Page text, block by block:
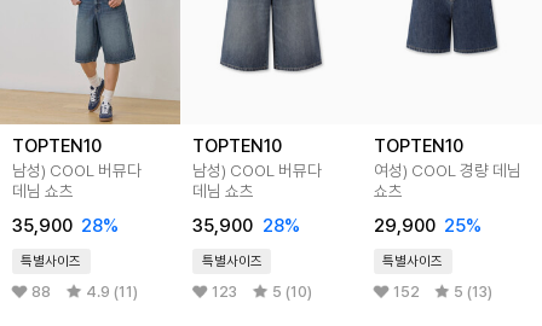
TOPTEN10
남성) COOL 버뮤다
데님 쇼츠
35,900 28%
특별사이즈
88 4.9 (11)
TOPTEN10
남성) COOL 버뮤다
데님 쇼츠
35,900 28%
특별사이즈
123 5 (10)
TOPTEN10
여성) COOL 경량 데님
쇼츠
29,900 25%
특별사이즈
152 5 (13)